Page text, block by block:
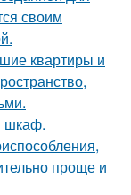
своим
квартиры и
шкаф.
проще и